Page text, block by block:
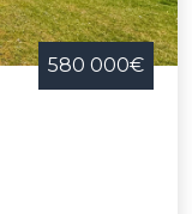
580 000€